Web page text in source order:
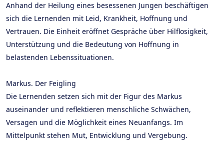
Anhand der Heilung eines besessenen Jungen beschäftigen
sich die Lernenden mit Leid, Krankheit, Hoffnung und
Vertrauen. Die Einheit eröffnet Gespräche über Hilflosigkeit,
Unterstützung und die Bedeutung von Hoffnung in
belastenden Lebenssituationen.
Markus. Der Feigling
Die Lernenden setzen sich mit der Figur des Markus
auseinander und reflektieren menschliche Schwächen,
Versagen und die Möglichkeit eines Neuanfangs. Im
Mittelpunkt stehen Mut, Entwicklung und Vergebung.